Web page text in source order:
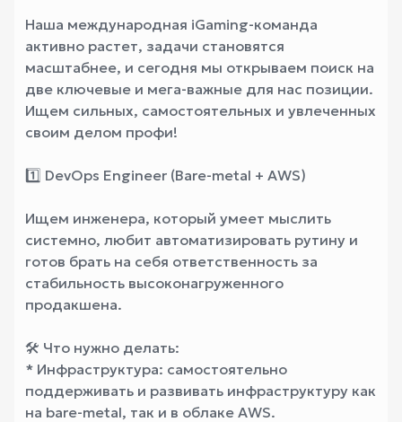
Наша международная iGaming-команда
активно растет, задачи становятся
масштабнее, и сегодня мы открываем поиск на
две ключевые и мега-важные для нас позиции.
Ищем сильных, самостоятельных и увлеченных
своим делом профи!
1️⃣ DevOps Engineer (Bare-metal + AWS)
Ищем инженера, который умеет мыслить
системно, любит автоматизировать рутину и
готов брать на себя ответственность за
стабильность высоконагруженного
продакшена.
🛠️ Что нужно делать:
* Инфраструктура: самостоятельно
поддерживать и развивать инфраструктуру как
на bare-metal, так и в облаке AWS.